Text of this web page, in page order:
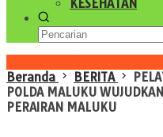
KESEHATAN
Beranda
BERITA
POLDA MALUKU
PERAIRAN MALUKU